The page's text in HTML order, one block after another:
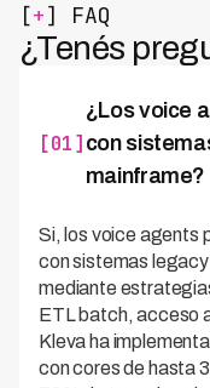
[+] FAQ
¿Tenés
[01]
¿Los voice
con
mainframe?
Si, los voice agents
con sistemas
mediante
ETL batch, acceso
Kleva ha
con cores de hasta